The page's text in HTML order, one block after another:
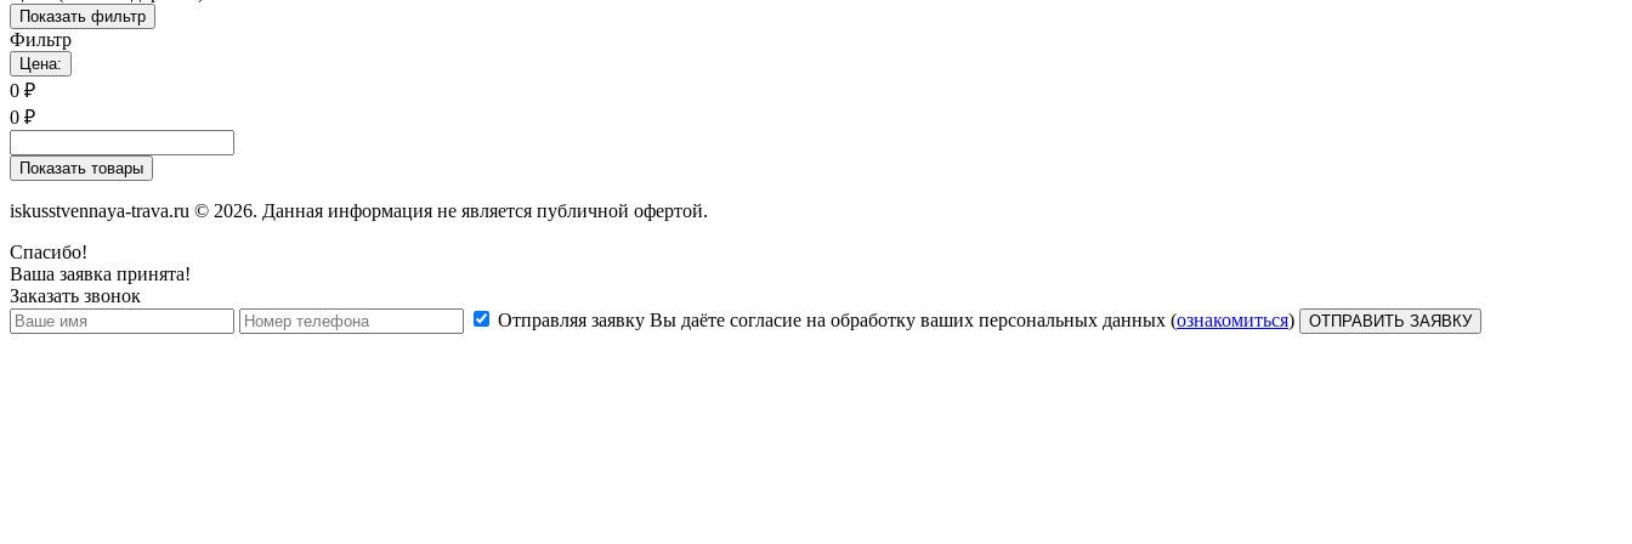
Показать фильтр
Фильтр
Цена:
0 ₽
0 ₽
Показать товары
iskusstvennaya-trava.ru © 2026. Данная информация не является публичной офертой.
Спасибо!
Ваша заявка принята!
Заказать звонок
Отправляя заявку Вы даёте согласие на обработку ваших персональных данных (ознакомиться) ОТПРАВИТЬ ЗАЯВКУ